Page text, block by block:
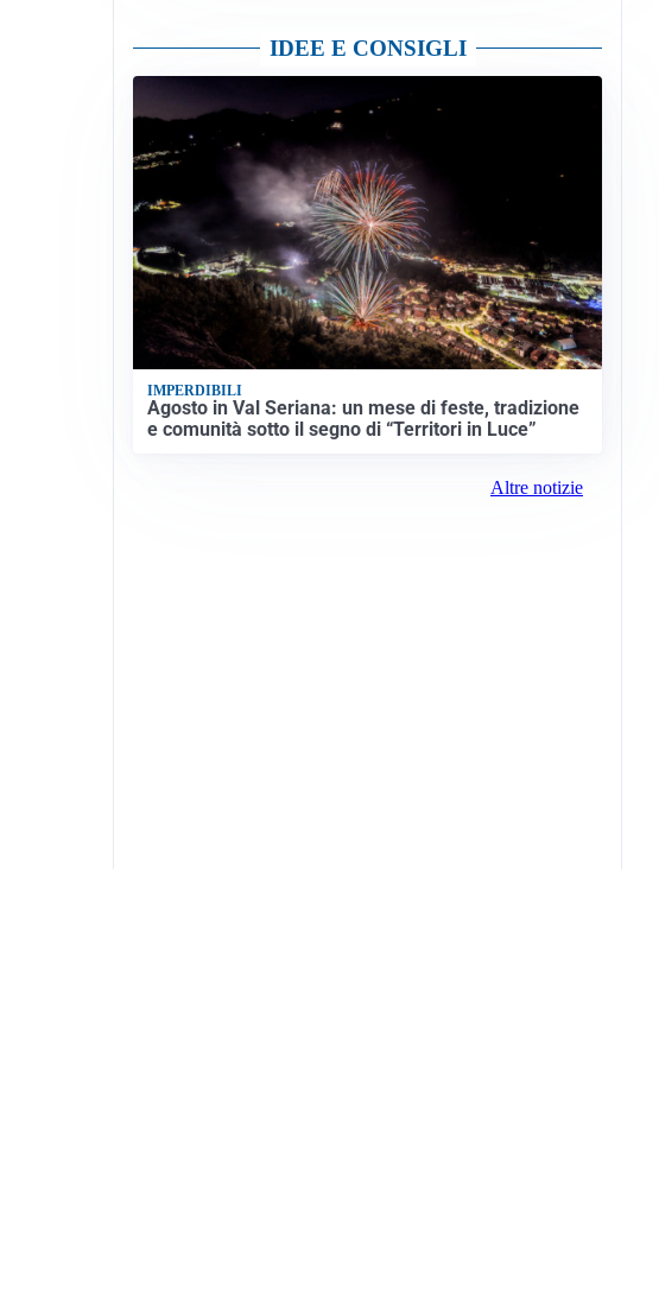
IDEE E CONSIGLI
IMPERDIBILI
Agosto in Val Seriana: un mese di feste, tradizione
e comunità sotto il segno di “Territori in Luce”
Altre notizie